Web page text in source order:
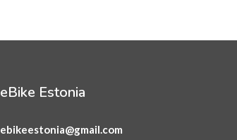
eBike Estonia
ebikeestonia@gmail.com